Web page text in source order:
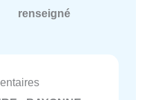
renseigné